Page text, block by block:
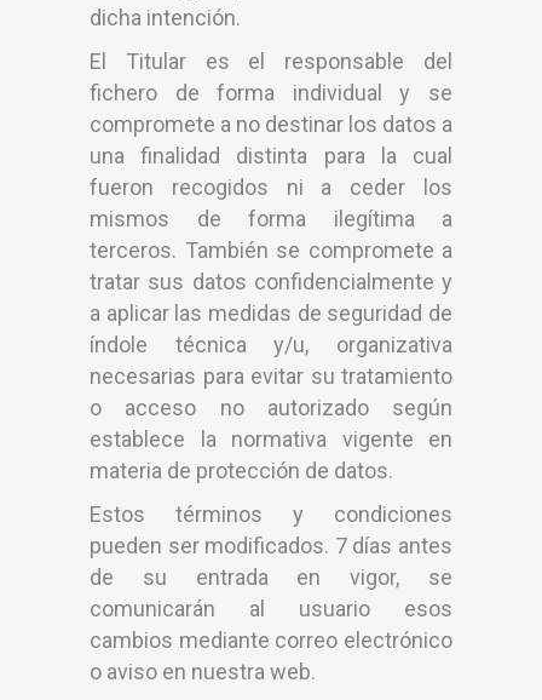
dicha intención.
El Titular es el responsable del
fichero de forma individual y se
compromete a no destinar los datos a
una finalidad distinta para la cual
fueron recogidos ni a ceder los
mismos de forma ilegítima a
terceros. También se compromete a
tratar sus datos confidencialmente y
a aplicar las medidas de seguridad de
índole técnica y/u, organizativa
necesarias para evitar su tratamiento
o acceso no autorizado según
establece la normativa vigente en
materia de protección de datos.
Estos términos y condiciones
pueden ser modificados. 7 días antes
de su entrada en vigor, se
comunicarán al usuario esos
cambios mediante correo electrónico
o aviso en nuestra web.